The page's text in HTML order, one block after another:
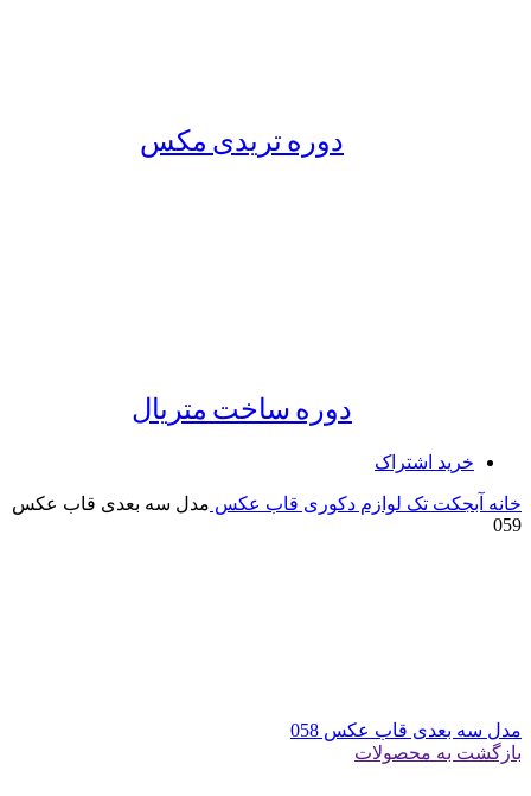
دوره تریدی مکس
دوره ساخت متریال
خرید اشتراک
خانه آبجکت تک لوازم دکوری قاب عکس مدل سه بعدی قاب عکس
059
مدل سه بعدی قاب عکس 058
بازگشت به محصولات